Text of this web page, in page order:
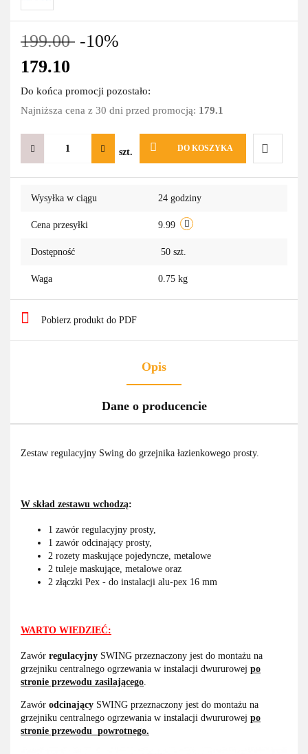
199.00 -10%
179.10
Do końca promocji pozostało:
Najniższa cena z 30 dni przed promocją: 179.1
szt. DO KOSZYKA
Do
Wysyłka w ciągu 24 godziny
Cena przesyłki 9.99
Dostępność 50 szt.
Waga 0.75 kg
Pobierz produkt do PDF
Opis
Dane o producencie
Zestaw regulacyjny Swing do grzejnika łazienkowego prosty.
W skład zestawu wchodzą:
1 zawór regulacyjny prosty,
1 zawór odcinający prosty,
2 rozety maskujące pojedyncze, metalowe
2 tuleje maskujące, metalowe oraz
2 złączki Pex - do instalacji alu-pex 16 mm
WARTO WIEDZIEĆ:
Zawór regulacyjny SWING przeznaczony jest do montażu na
grzejniku centralnego ogrzewania w instalacji dwururowej po
stronie przewodu zasilającego.
Zawór odcinający SWING przeznaczony jest do montażu na
grzejniku centralnego ogrzewania w instalacji dwururowej po
stronie przewodu powrotnego.